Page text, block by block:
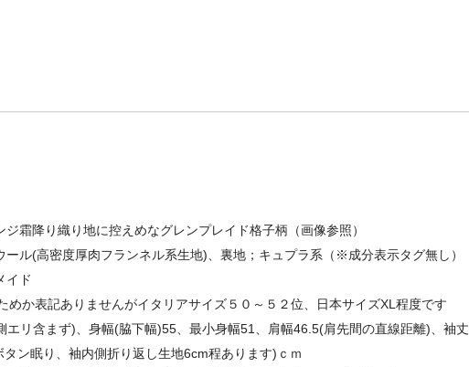
ジ霜降り織り地に控えめなグレンプレイド格子柄（画像参照）
ール(高密度厚肉フランネル系生地)、裏地；キュプラ系（※成分表示タグ無し）
イド
めか表記ありませんがイタリアサイズ５０～５２位、日本サイズXL程度です
エリ含まず)、身幅(脇下幅)55、最小身幅51、肩幅46.5(肩先間の直線距離)、袖丈
ン眠り、袖内側折り返し生地6cm程あります)ｃｍ